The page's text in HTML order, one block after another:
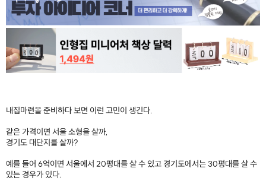
내집마련을 준비하다 보면 이런 고민이 생긴다.
같은 가격이면 서울 소형을 살까,
경기도 대단지를 살까?​
예를 들어 6억이면 서울에서 20평대를 살 수 있고 경기도에서는 30평대를 살 수
있는 경우가 있다.